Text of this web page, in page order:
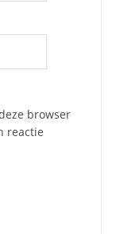
browser
reactie